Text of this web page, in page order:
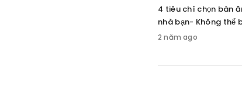
4 tiêu chí chọn bàn
nhà bạn- Không thể
2 năm ago